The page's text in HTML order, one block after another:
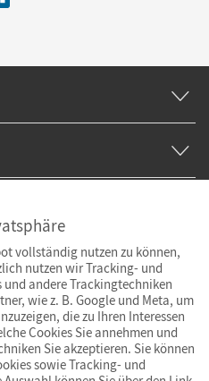
vollständig nutzen zu können,
nutzen wir Tracking- und
andere Trackingtechniken
wie z. B. Google und Meta, um
die zu Ihren Interessen
Cookies Sie annehmen und
Sie akzeptieren. Sie können
sowie Tracking- und